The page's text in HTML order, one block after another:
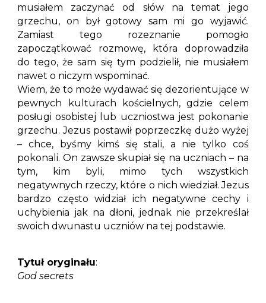
musiałem zaczynać od słów na temat jego
grzechu, on był gotowy sam mi go wyjawić.
Zamiast tego rozeznanie pomogło
zapoczątkować rozmowę, która doprowadziła
do tego, że sam się tym podzielił, nie musiałem
nawet o niczym wspominać.
Wiem, że to może wydawać się dezorientujące w
pewnych kulturach kościelnych, gdzie celem
posługi osobistej lub uczniostwa jest pokonanie
grzechu. Jezus postawił poprzeczkę dużo wyżej
– chce, byśmy kimś się stali, a nie tylko coś
pokonali. On zawsze skupiał się na uczniach – na
tym, kim byli, mimo tych wszystkich
negatywnych rzeczy, które o nich wiedział. Jezus
bardzo często widział ich negatywne cechy i
uchybienia jak na dłoni, jednak nie przekreślał
swoich dwunastu uczniów na tej podstawie.
Tytuł oryginału:
God secrets